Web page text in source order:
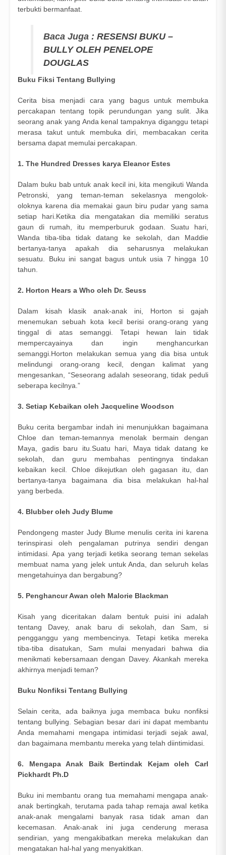
terbukti bermanfaat.
Baca Juga :RESENSI BUKU –
BULLY OLEH PENELOPE
DOUGLAS
Buku Fiksi Tentang Bullying
Cerita bisa menjadi cara yang bagus untuk membuka
percakapan tentang topik perundungan yang sulit. Jika
seorang anak yang Anda kenal tampaknya diganggu tetapi
merasa takut untuk membuka diri, membacakan cerita
bersama dapat memulai percakapan.
1. The Hundred Dresses karya Eleanor Estes
Dalam buku bab untuk anak kecil ini, kita mengikuti Wanda
Petronski, yang teman-teman sekelasnya mengolok-
oloknya karena dia memakai gaun biru pudar yang sama
setiap hari.Ketika dia mengatakan dia memiliki seratus
gaun di rumah, itu memperburuk godaan. Suatu hari,
Wanda tiba-tiba tidak datang ke sekolah, dan Maddie
bertanya-tanya apakah dia seharusnya melakukan
sesuatu. Buku ini sangat bagus untuk usia 7 hingga 10
tahun.
2. Horton Hears a Who oleh Dr. Seuss
Dalam kisah klasik anak-anak ini, Horton si gajah
menemukan sebuah kota kecil berisi orang-orang yang
tinggal di atas semanggi. Tetapi hewan lain tidak
mempercayainya dan ingin menghancurkan
semanggi.Horton melakukan semua yang dia bisa untuk
melindungi orang-orang kecil, dengan kalimat yang
mengesankan, “Seseorang adalah seseorang, tidak peduli
seberapa kecilnya.”
3. Setiap Kebaikan oleh Jacqueline Woodson
Buku cerita bergambar indah ini menunjukkan bagaimana
Chloe dan teman-temannya menolak bermain dengan
Maya, gadis baru itu.Suatu hari, Maya tidak datang ke
sekolah, dan guru membahas pentingnya tindakan
kebaikan kecil. Chloe dikejutkan oleh gagasan itu, dan
bertanya-tanya bagaimana dia bisa melakukan hal-hal
yang berbeda.
4. Blubber oleh Judy Blume
Pendongeng master Judy Blume menulis cerita ini karena
terinspirasi oleh pengalaman putrinya sendiri dengan
intimidasi. Apa yang terjadi ketika seorang teman sekelas
membuat nama yang jelek untuk Anda, dan seluruh kelas
mengetahuinya dan bergabung?
5. Penghancur Awan oleh Malorie Blackman
Kisah yang diceritakan dalam bentuk puisi ini adalah
tentang Davey, anak baru di sekolah, dan Sam, si
pengganggu yang membencinya. Tetapi ketika mereka
tiba-tiba disatukan, Sam mulai menyadari bahwa dia
menikmati kebersamaan dengan Davey. Akankah mereka
akhirnya menjadi teman?
Buku Nonfiksi Tentang Bullying
Selain cerita, ada baiknya juga membaca buku nonfiksi
tentang bullying. Sebagian besar dari ini dapat membantu
Anda memahami mengapa intimidasi terjadi sejak awal,
dan bagaimana membantu mereka yang telah diintimidasi.
6. Mengapa Anak Baik Bertindak Kejam oleh Carl
Pickhardt Ph.D
Buku ini membantu orang tua memahami mengapa anak-
anak bertingkah, terutama pada tahap remaja awal ketika
anak-anak mengalami banyak rasa tidak aman dan
kecemasan. Anak-anak ini juga cenderung merasa
sendirian, yang mengakibatkan mereka melakukan dan
mengatakan hal-hal yang menyakitkan.